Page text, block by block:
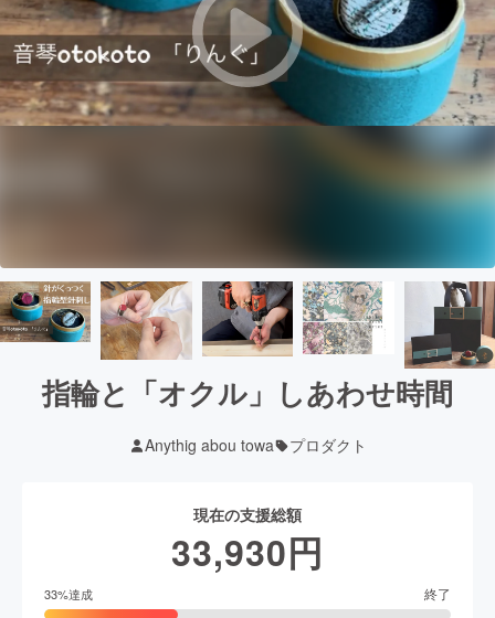
指輪と「オクル」しあわせ時間
Anythig abou towa プロダクト
現在の支援総額
33,930円
33%達成 終了